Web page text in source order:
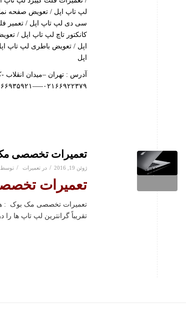
لپ تاپ اپل / تعویض صفحه
سی دی لپ تاپ اپل / تعمیر
کانکتور تاچ لپ تاپ اپل /
اپل / تعویض باطری لپ تاپ
اپل
آدرس : تهران –میدان انقلاب -
۰۲۱۶۶۹۲۲۳۷۹—–۰۲۱۶۶۹۳۵۹۲۱
تعمیرات تخصصی
ژوئن 19, 2016 / در تعمیرات / توسط
تعمیرات
تعمیرات تخصصی مک بوک
:
تقریباً گرانترین لپ تاپ ها